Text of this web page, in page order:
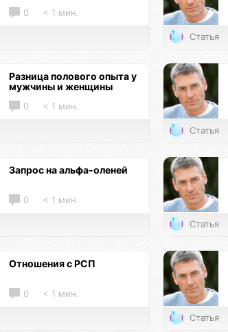
0 < 1 мин.
Статья
Разница полового опыта у
мужчины и женщины
0 < 1 мин.
Статья
Запрос на альфа-оленей
0 < 1 мин.
Статья
Отношения с РСП
0 < 1 мин.
Статья